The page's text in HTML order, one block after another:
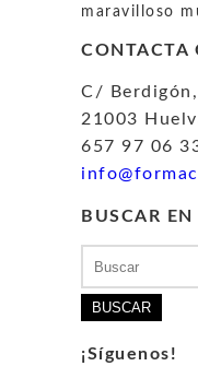
maravilloso
CONTACTA
C/
21003
657 97 06
BUSCAR
¡Síguenos!